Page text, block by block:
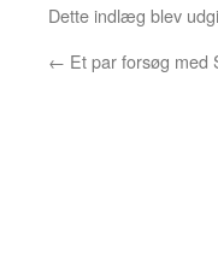
Dette indlæg blev
← Et par forsøg med